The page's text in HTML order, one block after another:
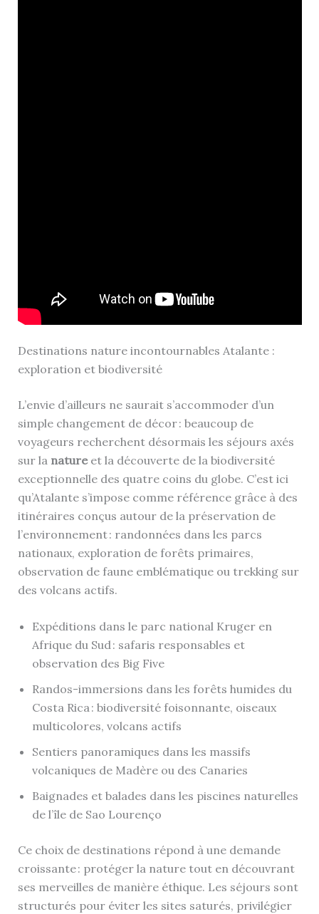
Destinations nature incontournables Atalante :
exploration et biodiversité
L’envie d’ailleurs ne saurait s’accommoder d’un
simple changement de décor : beaucoup de
voyageurs recherchent désormais les séjours axés
sur la natureet la découverte de la biodiversité
exceptionnelle des quatre coins du globe. C’est ici
qu’Atalante s’impose comme référence grâce à des
itinéraires conçus autour de la préservation de
l’environnement : randonnées dans les parcs
nationaux, exploration de forêts primaires,
observation de faune emblématique ou trekking sur
des volcans actifs.
Expéditions dans le parc national Kruger en
Afrique du Sud : safaris responsables et
observation des Big Five
Randos-immersions dans les forêts humides du
Costa Rica : biodiversité foisonnante, oiseaux
multicolores, volcans actifs
Sentiers panoramiques dans les massifs
volcaniques de Madère ou des Canaries
Baignades et balades dans les piscines naturelles
de l’île de Sao Lourenço
Ce choix de destinations répond à une demande
croissante : protéger la nature tout en découvrant
ses merveilles de manière éthique. Les séjours sont
structurés pour éviter les sites saturés, privilégier